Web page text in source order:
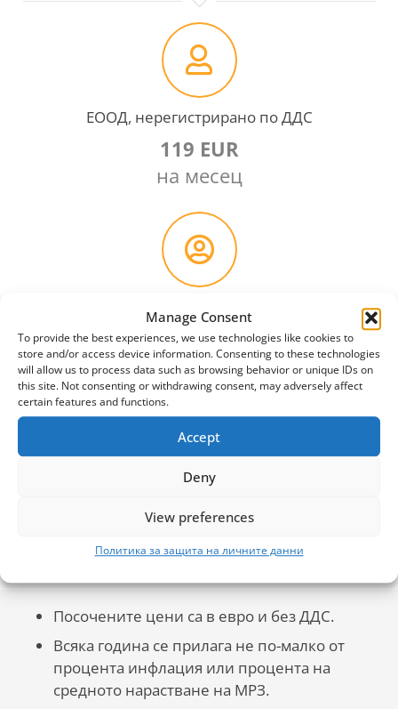
Manage Consent
To provide the best experiences, we use technologies like cookies to
store and/or access device information. Consenting to these technologies
will allow us to process data such as browsing behavior or unique IDs on
this site. Not consenting or withdrawing consent, may adversely affect
certain features and functions.
Accept
Deny
View preferences
Политика за защита на личните данни
ЕООД, нерегистрирано по ДДС
119 EUR
на месец
179 EUR
на месец
179 EUR
еднократно
Посочените цени са в евро и без ДДС.
Всяка година се прилага не по-малко от
процента инфлация или процента на
средното нарастване на МРЗ.